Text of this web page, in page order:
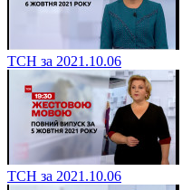
ТСН за 2021.10.06
ТСН за 2021.10.06